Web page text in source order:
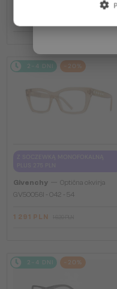
669 PLN
2-4 DNI -20%
Givenchy
Optična okvirja
GV50056I - 042 - 54
1 291 PLN
2-4 DNI -20%
Włochy / IT